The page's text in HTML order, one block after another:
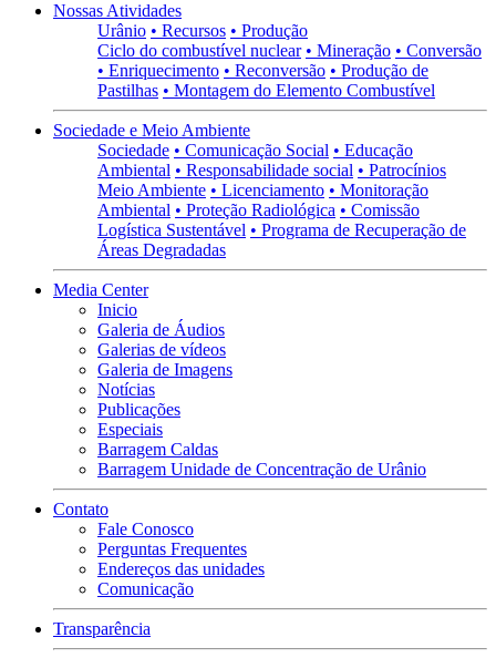
Nossas Atividades
Urânio • Recursos • Produção
Ciclo do combustível nuclear • Mineração • Conversão
• Enriquecimento • Reconversão • Produção de
Pastilhas • Montagem do Elemento Combustível
Sociedade e Meio Ambiente
Sociedade • Comunicação Social • Educação
Ambiental • Responsabilidade social • Patrocínios
Meio Ambiente • Licenciamento • Monitoração
Ambiental • Proteção Radiológica • Comissão
Logística Sustentável • Programa de Recuperação de
Áreas Degradadas
Media Center
Inicio
Galeria de Áudios
Galerias de vídeos
Galeria de Imagens
Notícias
Publicações
Especiais
Barragem Caldas
Barragem Unidade de Concentração de Urânio
Contato
Fale Conosco
Perguntas Frequentes
Endereços das unidades
Comunicação
Transparência